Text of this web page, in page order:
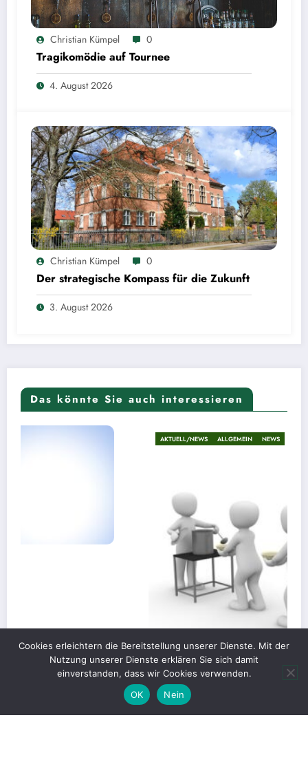
Christian Kümpel 0
Tragikomödie auf Tournee
4. August 2026
Christian Kümpel 0
Der strategische Kompass für die Zukunft
3. August 2026
Das könnte Sie auch interessieren
ALLGEMEIN NEWS
Gerechte Verteilung oder Blockade für
Cookies erleichtern die Bereitstellung unserer Dienste. Mit der
Nutzung unserer Dienste erklären Sie sich damit
einverstanden, dass wir Cookies verwenden.
OK
Nein